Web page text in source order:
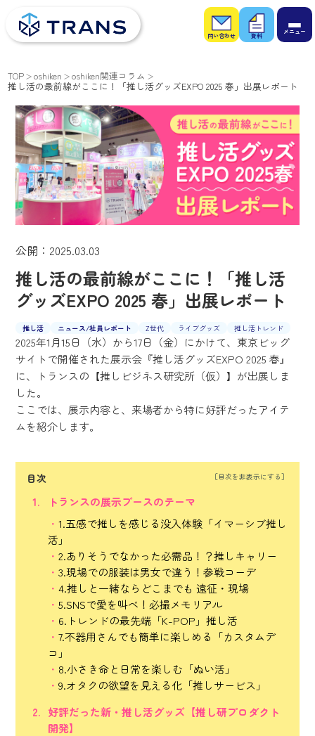
お問
い合
わせ
お役
立ち
資料
TOP oshiken oshiken関連コラム
推し活の最前線がここに！「推し活グッズEXPO 2025 春」出展レポート
公開：2025.03.03
推し活の最前線がここに！「推し活
グッズEXPO 2025 春」出展レポート
推し活 ニュース/社員レポート Z世代 ライブグッズ 推し活トレンド
2025年1月15日（水）から17日（金）にかけて、東京ビッグ
サイトで開催された展示会『推し活グッズEXPO 2025 春』
に、トランスの【推しビジネス研究所（仮）】が出展しま
した。
ここでは、展示内容と、来場者から特に好評だったアイテ
ムを紹介します。
目次
トランスの展示ブースのテーマ
1.五感で推しを感じる没入体験「イマーシブ推し
活」
2.ありそうでなかった必需品！？推しキャリー
3.現場での服装は男女で違う！参戦コーデ
4.推しと一緒ならどこまでも 遠征・現場
5.SNSで愛を叫べ！必撮メモリアル
6.トレンドの最先端「K-POP」推し活
7.不器用さんでも簡単に楽しめる「カスタムデ
コ」
8.小さき命と日常を楽しむ「ぬい活」
9.オタクの欲望を見える化「推しサービス」
好評だった新・推し活グッズ【推し研プロダクト
開発】